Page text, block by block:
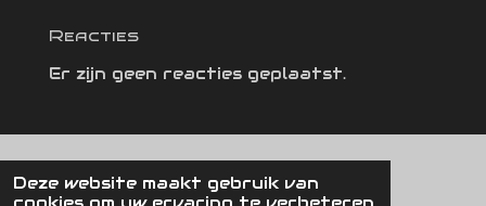
Deze website maakt gebruik van
Reacties
Er zijn geen reacties geplaatst.
Click here to type some text.